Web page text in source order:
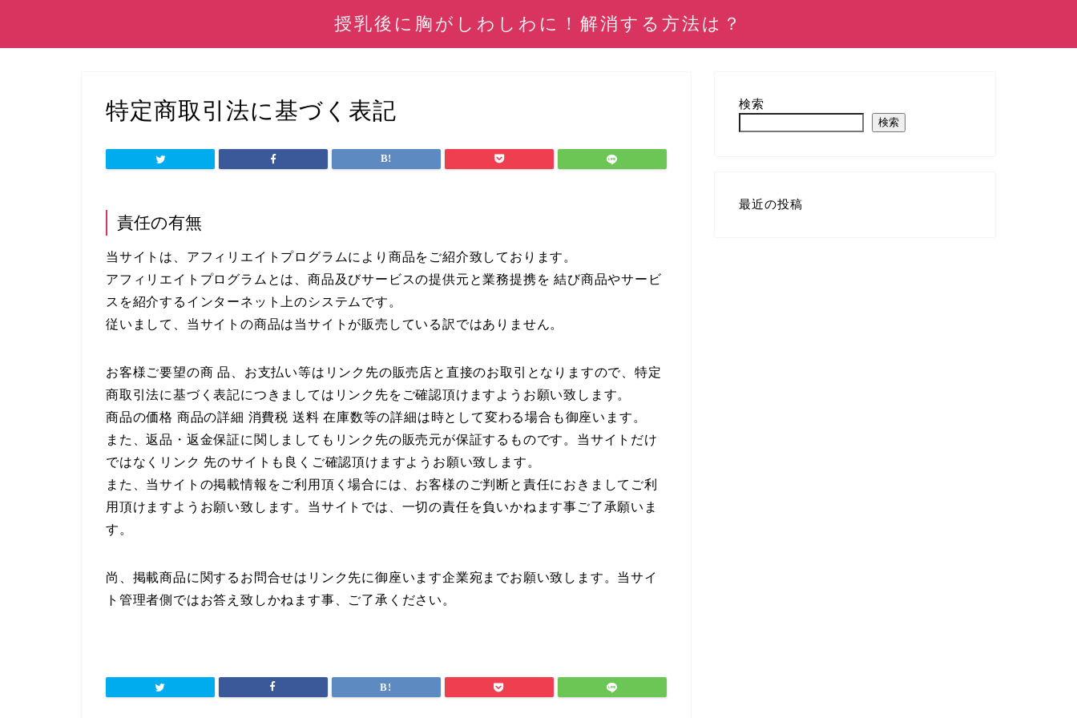
授乳後に胸がしわしわに！解消する方法は？
特定商取引法に基づく表記
責任の有無
当サイトは、アフィリエイトプログラムにより商品をご紹介致しております。
アフィリエイトプログラムとは、商品及びサービスの提供元と業務提携を 結び商品やサービ
スを紹介するインターネット上のシステムです。
従いまして、当サイトの商品は当サイトが販売している訳ではありません。
お客様ご要望の商 品、お支払い等はリンク先の販売店と直接のお取引となりますので、特定
商取引法に基づく表記につきましてはリンク先をご確認頂けますようお願い致します。
商品の価格 商品の詳細 消費税 送料 在庫数等の詳細は時として変わる場合も御座います。
また、返品・返金保証に関しましてもリンク先の販売元が保証するものです。当サイトだけ
ではなくリンク 先のサイトも良くご確認頂けますようお願い致します。
また、当サイトの掲載情報をご利用頂く場合には、お客様のご判断と責任におきましてご利
用頂けますようお願い致します。当サイトでは、一切の責任を負いかねます事ご了承願いま
す。
尚、掲載商品に関するお問合せはリンク先に御座います企業宛までお願い致します。当サイ
ト管理者側ではお答え致しかねます事、ご了承ください。
検索
検索
最近の投稿